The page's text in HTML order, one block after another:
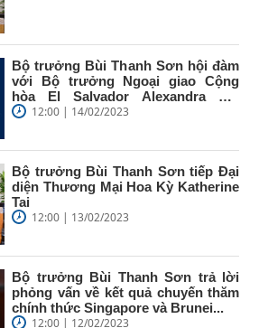
Bộ trưởng Bùi Thanh Sơn hội đàm
với Bộ trưởng Ngoại giao Cộng
hòa El Salvador Alexandra Hill
Tinoco12:00 | 14/02/2023
Bộ trưởng Bùi Thanh Sơn tiếp Đại
diện Thương Mại Hoa Kỳ Katherine
Tai
12:00 | 13/02/2023
Bộ trưởng Bùi Thanh Sơn trả lời
phỏng vấn về kết quả chuyến thăm
chính thức Singapore và Brunei...
12:00 | 12/02/2023